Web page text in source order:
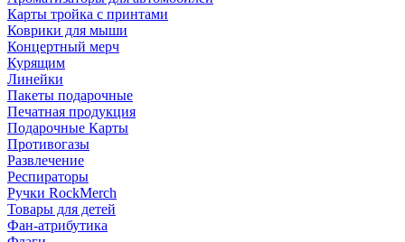
Карты тройка с принтами
Коврики для мыши
Концертный мерч
Курящим
Линейки
Пакеты подарочные
Печатная продукция
Подарочные Карты
Противогазы
Развлечение
Респираторы
Ручки RockMerch
Товары для детей
Фан-атрибутика